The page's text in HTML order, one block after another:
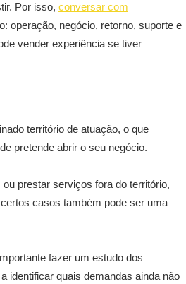
Por isso, conversar com
operação, negócio, retorno, suporte e
vender experiência se tiver
território de atuação, o que
pretende abrir o seu negócio.
prestar serviços fora do território,
casos também pode ser uma
fazer um estudo dos
identificar quais demandas ainda não